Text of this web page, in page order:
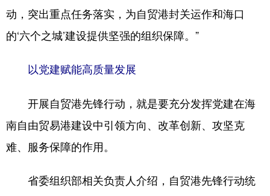
动，突出重点任务落实，为自贸港封关运作和海口
的‘六个之城’建设提供坚强的组织保障。”
以党建赋能高质量发展
开展自贸港先锋行动，就是要充分发挥党建在海
南自由贸易港建设中引领方向、改革创新、攻坚克
难、服务保障的作用。
省委组织部相关负责人介绍，自贸港先锋行动统